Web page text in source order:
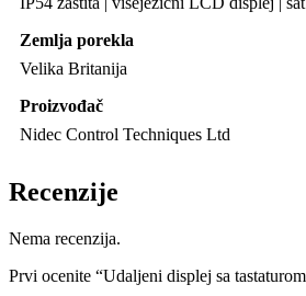
Zemlja porekla
Velika Britanija
Proizvođač
Nidec Control Techniques Ltd
Recenzije
Nema recenzija.
Prvi ocenite “Udaljeni displej sa